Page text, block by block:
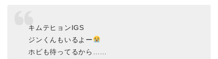
キムテヒョンIGS
ジンくんもいるよー
ホビも待ってるから……